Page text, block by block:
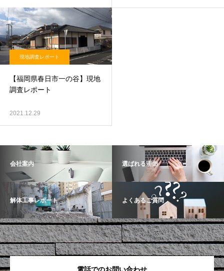
現地調査レポート
【福岡県春日市一の谷】現地
調査レポート
2021.12.29
会社案内 選ばれる理由
解体工事レポート よくあるご質問